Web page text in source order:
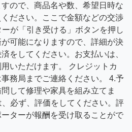
ので、商品名や数、希望日時な
ださい。ここで金額などの交渉
が「引き受ける」ボタンを押し
可能になりますので、詳細が決
をしてください。お支払いは、
いただけます。 クレジットカ
務局までご連絡ください。 4.予
して修理や家具を組み立てま
必ず、評価をしてください。評
ターが報酬を受け取ることがで